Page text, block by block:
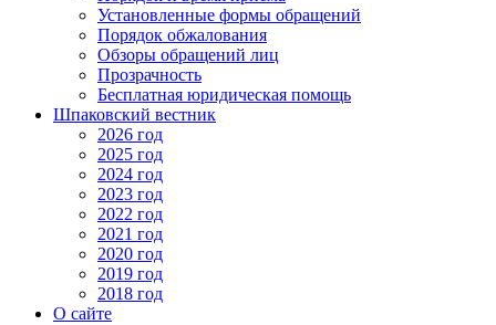
Установленные формы обращений
Порядок обжалования
Обзоры обращений лиц
Прозрачность
Бесплатная юридическая помощь
Шпаковский вестник
2026 год
2025 год
2024 год
2023 год
2022 год
2021 год
2020 год
2019 год
2018 год
О сайте